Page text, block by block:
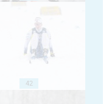
42